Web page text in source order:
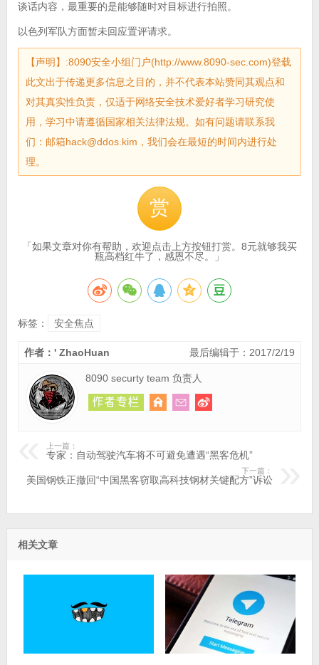
谈话内容，最重要的是能够随时对目标进行拍照。
以色列军队方面暂未回应置评请求。
【声明】:8090安全小组门户(http://www.8090-sec.com)登载
此文出于传递更多信息之目的，并不代表本站赞同其观点和
对其真实性负责，仅适于网络安全技术爱好者学习研究使
用，学习中请遵循国家相关法律法规。如有问题请联系我
们：邮箱hack@ddos.kim，我们会在最短的时间内进行处
理。
赏
「如果文章对你有帮助，欢迎点击上方按钮打赏。8元就够我买
瓶高档红牛了，感恩不尽。」
标签： 安全焦点
最后编辑于：2017/2/19
作者：' ZhaoHuan
8090 securty team 负责人
上一篇：
专家：自动驾驶汽车将不可避免遭遇“黑客危机”
下一篇：
美国钢铁正撤回“中国黑客窃取高科技钢材关键配方”诉讼
相关文章